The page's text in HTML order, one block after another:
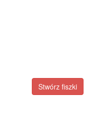
Stwórz fiszki